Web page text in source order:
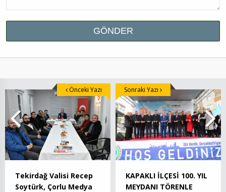
Tekirdağ Valisi Recep
Soytürk, Çorlu Medya
Önceki Yazı
KAPAKLI İLÇESİ 100. YIL
MEYDANI TÖRENLE
Sonraki Yazı